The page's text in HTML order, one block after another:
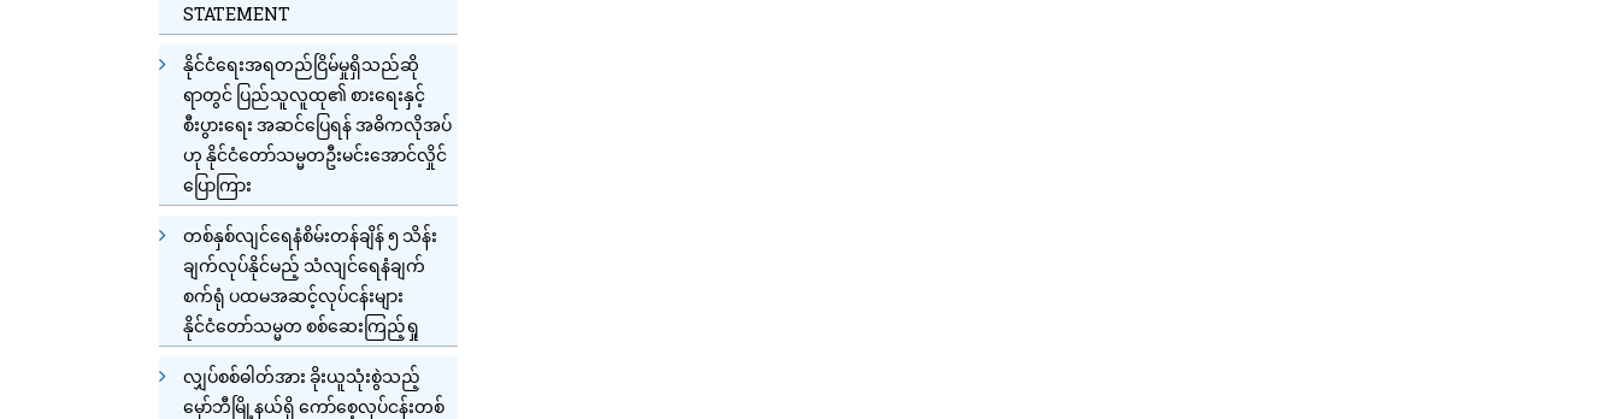
STATEMENT
နိုင်ငံရေးအရတည်ငြိမ်မှုရှိသည်ဆို
ရာတွင် ပြည်သူလူထု၏ စားရေးနှင့်
စီးပွားရေး အဆင်ပြေရန် အဓိကလိုအပ်
ဟု နိုင်ငံတော်သမ္မတဦးမင်းအောင်လှိုင်
ပြောကြား
တစ်နှစ်လျင်ရေနံစိမ်းတန်ချိန် ၅ သိန်း
ချက်လုပ်နိုင်မည့် သံလျင်ရေနံချက်
စက်ရုံ ပထမအဆင့်လုပ်ငန်းများ
နိုင်ငံတော်သမ္မတ စစ်ဆေးကြည့်ရှု
လျှပ်စစ်ဓါတ်အား ခိုးယူသုံးစွဲသည့်
မှော်ဘီမြို့နယ်ရှိ ကော်စေ့လုပ်ငန်းတစ်